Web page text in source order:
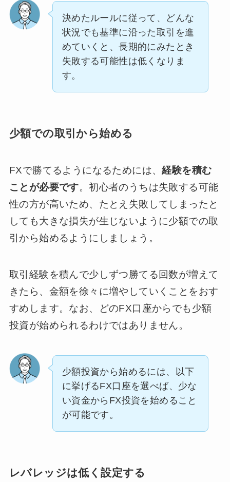
決めたルールに従って、どんな
状況でも基準に沿った取引を進
めていくと、長期的にみたとき
失敗する可能性は低くなりま
す。
少額での取引から始める
FXで勝てるようになるためには、経験を積む
ことが必要です。初心者のうちは失敗する可能
性の方が高いため、たとえ失敗してしまったと
しても大きな損失が生じないように少額での取
引から始めるようにしましょう。
取引経験を積んで少しずつ勝てる回数が増えて
きたら、金額を徐々に増やしていくことをおす
すめします。なお、どのFX口座からでも少額
投資が始められるわけではありません。
少額投資から始めるには、以下
に挙げるFX口座を選べば、少な
い資金からFX投資を始めること
が可能です。
レバレッジは低く設定する